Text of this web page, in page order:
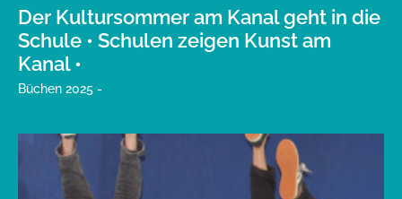
Der Kultursommer am Kanal geht in die
Schule • Schulen zeigen Kunst am
Kanal •
Büchen 2025 -